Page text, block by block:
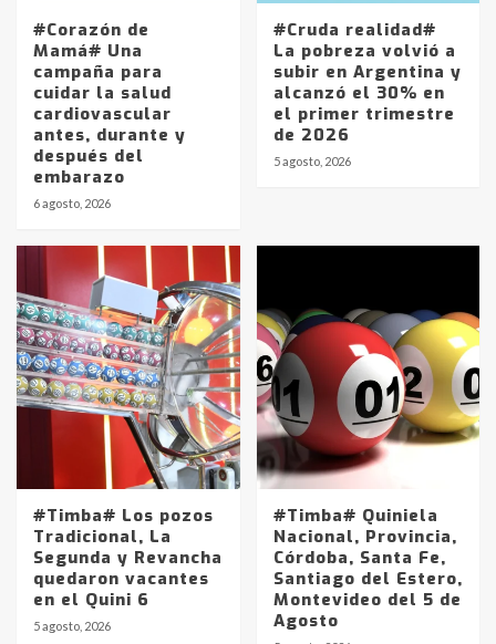
#Corazón de
Mamá# Una
campaña para
cuidar la salud
cardiovascular
antes, durante y
después del
embarazo
6 agosto, 2026
#Cruda realidad#
La pobreza volvió a
subir en Argentina y
alcanzó el 30% en
el primer trimestre
de 2026
5 agosto, 2026
#Timba# Los pozos
Tradicional, La
Segunda y Revancha
quedaron vacantes
en el Quini 6
5 agosto, 2026
#Timba# Quiniela
Nacional, Provincia,
Córdoba, Santa Fe,
Santiago del Estero,
Montevideo del 5 de
Agosto
Identidad de los adolescentes